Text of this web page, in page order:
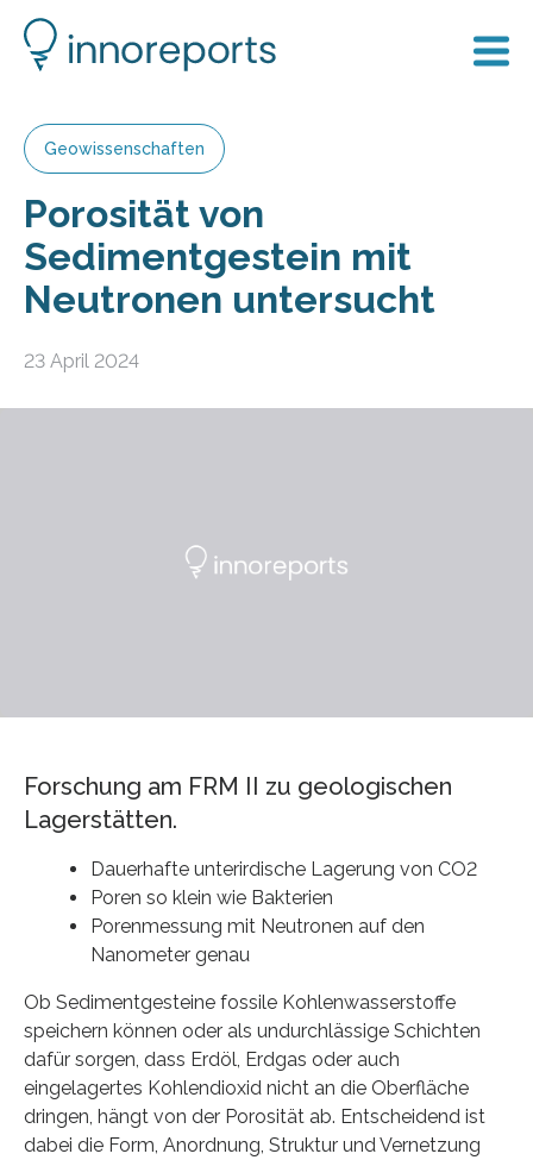
Geowissenschaften
Porosität von
Sedimentgestein mit
Neutronen untersucht
23 April 2024
Forschung am FRM II zu geologischen
Lagerstätten.
Dauerhafte unterirdische Lagerung von CO2
Poren so klein wie Bakterien
Porenmessung mit Neutronen auf den
Nanometer genau
Ob Sedimentgesteine fossile Kohlenwasserstoffe
speichern können oder als undurchlässige Schichten
dafür sorgen, dass Erdöl, Erdgas oder auch
eingelagertes Kohlendioxid nicht an die Oberfläche
dringen, hängt von der Porosität ab. Entscheidend ist
dabei die Form, Anordnung, Struktur und Vernetzung